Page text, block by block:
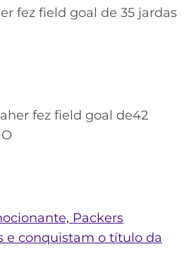
fez field goal de 35 jardas
fez field goal de42
Packers
e conquistam o título da